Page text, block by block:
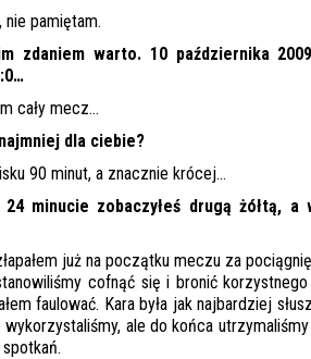
nie pamiętam.
zdaniem warto. 10 października
cały mecz…
dla ciebie?
90 minut, a znacznie krócej…
minucie zobaczyłeś drugą żółtą,
już na początku meczu za
cofnąć się i bronić
faulować. Kara była jak najbardziej
wykorzystaliśmy, ale do końca